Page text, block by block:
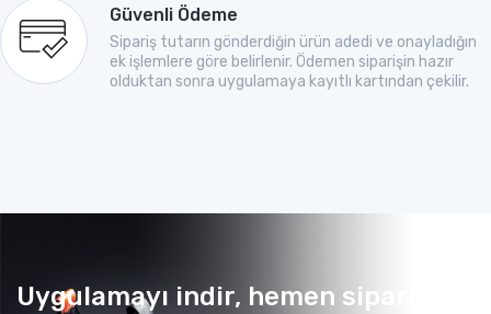
Güvenli Ödeme
Sipariş tutarın gönderdiğin ürün adedi ve onayladığın
ek işlemlere göre belirlenir. Ödemen siparişin hazır
olduktan sonra uygulamaya kayıtlı kartından çekilir.
Uygulamayı indir, hemen sipariş